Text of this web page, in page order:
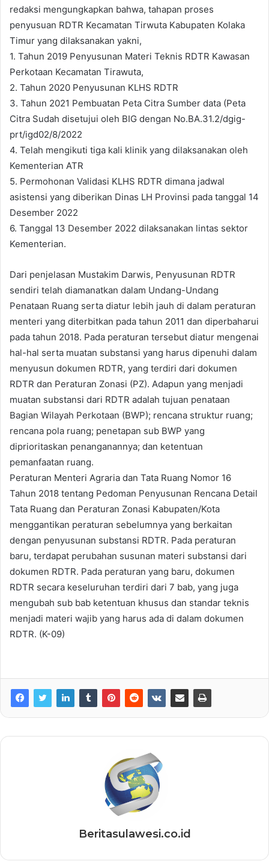
redaksi mengungkapkan bahwa, tahapan proses
penyusuan RDTR Kecamatan Tirwuta Kabupaten Kolaka
Timur yang dilaksanakan yakni,
1. Tahun 2019 Penyusunan Materi Teknis RDTR Kawasan
Perkotaan Kecamatan Tirawuta,
2. Tahun 2020 Penyusunan KLHS RDTR
3. Tahun 2021 Pembuatan Peta Citra Sumber data (Peta
Citra Sudah disetujui oleh BIG dengan No.BA.31.2/dgig-
prt/igd02/8/2022
4. Telah mengikuti tiga kali klinik yang dilaksanakan oleh
Kementerian ATR
5. Permohonan Validasi KLHS RDTR dimana jadwal
asistensi yang diberikan Dinas LH Provinsi pada tanggal 14
Desember 2022
6. Tanggal 13 Desember 2022 dilaksanakan lintas sektor
Kementerian.
Dari penjelasan Mustakim Darwis, Penyusunan RDTR
sendiri telah diamanatkan dalam Undang-Undang
Penataan Ruang serta diatur lebih jauh di dalam peraturan
menteri yang diterbitkan pada tahun 2011 dan diperbaharui
pada tahun 2018. Pada peraturan tersebut diatur mengenai
hal-hal serta muatan substansi yang harus dipenuhi dalam
menyusun dokumen RDTR, yang terdiri dari dokumen
RDTR dan Peraturan Zonasi (PZ). Adapun yang menjadi
muatan substansi dari RDTR adalah tujuan penataan
Bagian Wilayah Perkotaan (BWP); rencana struktur ruang;
rencana pola ruang; penetapan sub BWP yang
diprioritaskan penanganannya; dan ketentuan
pemanfaatan ruang.
Peraturan Menteri Agraria dan Tata Ruang Nomor 16
Tahun 2018 tentang Pedoman Penyusunan Rencana Detail
Tata Ruang dan Peraturan Zonasi Kabupaten/Kota
menggantikan peraturan sebelumnya yang berkaitan
dengan penyusunan substansi RDTR. Pada peraturan
baru, terdapat perubahan susunan materi substansi dari
dokumen RDTR. Pada peraturan yang baru, dokumen
RDTR secara keseluruhan terdiri dari 7 bab, yang juga
mengubah sub bab ketentuan khusus dan standar teknis
menjadi materi wajib yang harus ada di dalam dokumen
RDTR. (K-09)
Beritasulawesi.co.id